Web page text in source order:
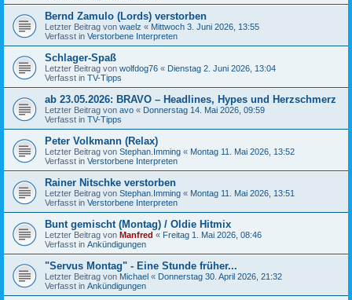
Bernd Zamulo (Lords) verstorben
Letzter Beitrag von waelz « Mittwoch 3. Juni 2026, 13:55
Verfasst in Verstorbene Interpreten
Schlager-Spaß
Letzter Beitrag von wolfdog76 « Dienstag 2. Juni 2026, 13:04
Verfasst in TV-Tipps
ab 23.05.2026: BRAVO – Headlines, Hypes und Herzschmerz
Letzter Beitrag von avo « Donnerstag 14. Mai 2026, 09:59
Verfasst in TV-Tipps
Peter Volkmann (Relax)
Letzter Beitrag von Stephan.Imming « Montag 11. Mai 2026, 13:52
Verfasst in Verstorbene Interpreten
Rainer Nitschke verstorben
Letzter Beitrag von Stephan.Imming « Montag 11. Mai 2026, 13:51
Verfasst in Verstorbene Interpreten
Bunt gemischt (Montag) / Oldie Hitmix
Letzter Beitrag von Manfred « Freitag 1. Mai 2026, 08:46
Verfasst in Ankündigungen
"Servus Montag" - Eine Stunde früher...
Letzter Beitrag von Michael « Donnerstag 30. April 2026, 21:32
Verfasst in Ankündigungen